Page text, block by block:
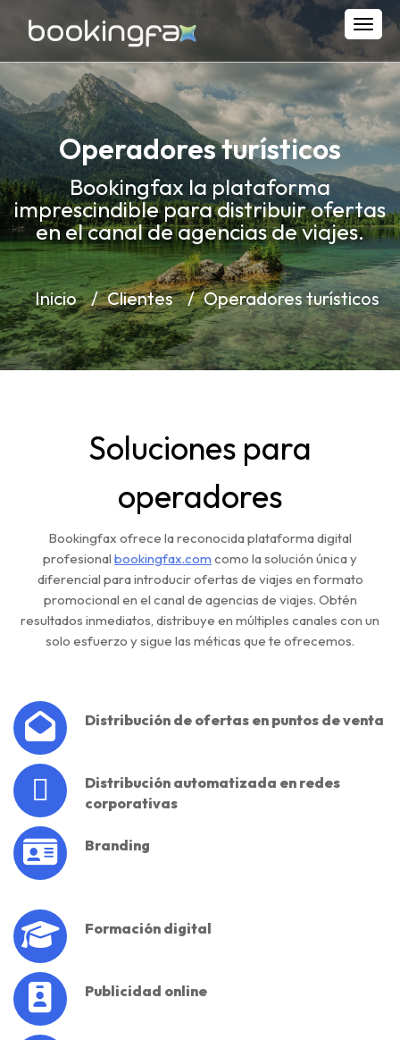
Operadores turísticos
Bookingfax la plataforma
imprescindible para distribuir ofertas
en el canal de agencias de viajes.
Inicio Clientes Operadores turísticos
Soluciones para
operadores
Bookingfax ofrece la reconocida plataforma digital
profesional bookingfax.com como la solución única y
diferencial para introducir ofertas de viajes en formato
promocional en el canal de agencias de viajes. Obtén
resultados inmediatos, distribuye en múltiples canales con un
solo esfuerzo y sigue las méticas que te ofrecemos.
Distribución de ofertas en puntos de venta
Distribución automatizada en redes
corporativas
Branding
Formación digital
Publicidad online